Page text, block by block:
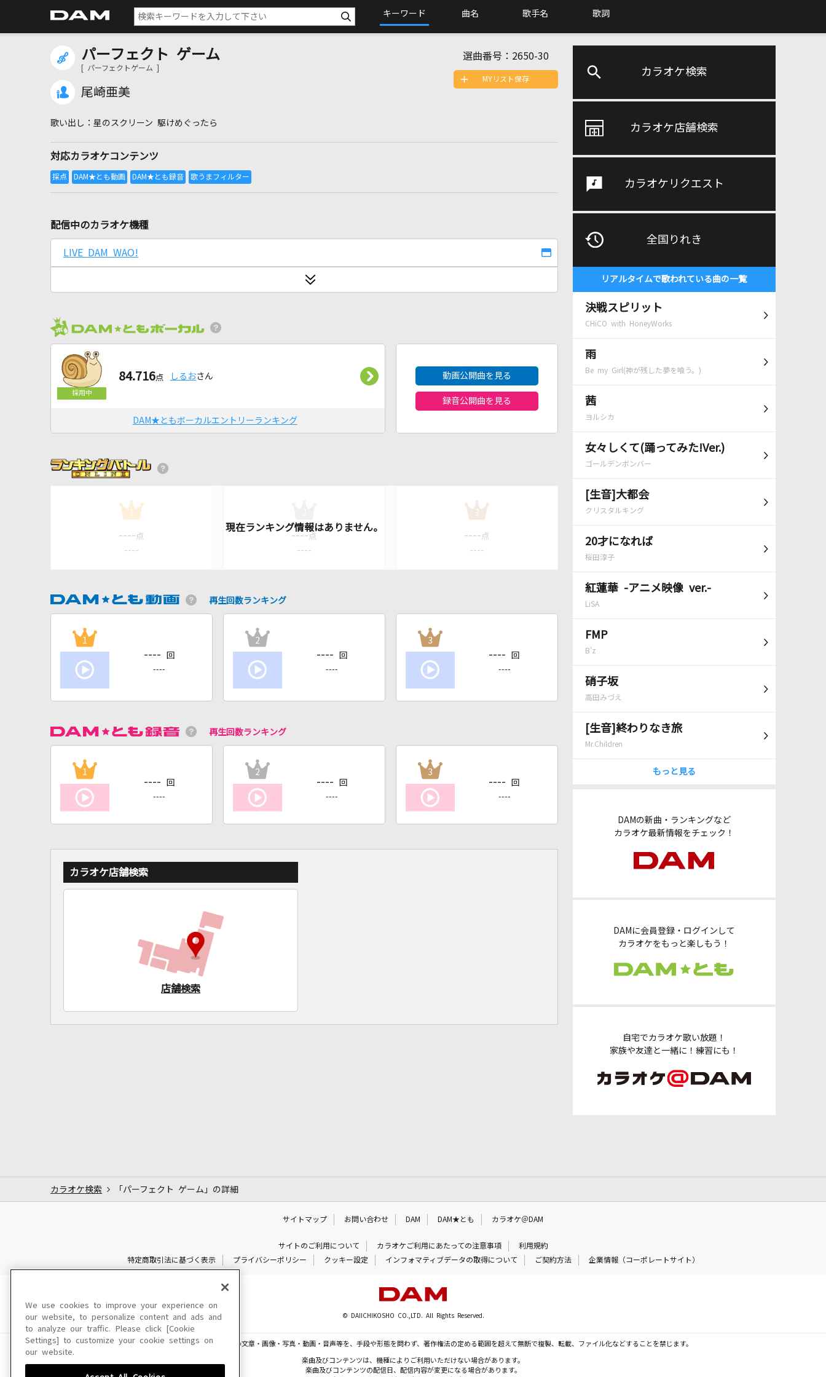
キーワード 曲名 歌手名 歌詞
カラオケ検索
カラオケ店舗検索
カラオケリクエスト
全国りれき
リアルタイムで歌われている曲の一覧
決戦スピリット
CHiCO with HoneyWorks
雨
Be my Girl(神が残した夢を喰う。)
茜
ヨルシカ
女々しくて(踊ってみた!Ver.)
ゴールデンボンバー
[生音]大都会
クリスタルキング
20才になれば
桜田淳子
紅蓮華 -アニメ映像 ver.-
LiSA
FMP
B'z
硝子坂
高田みづえ
[生音]終わりなき旅
Mr.Children
もっと見る
DAMの新曲・ランキングなど
カラオケ最新情報をチェック！
DAMに会員登録・ログインして
カラオケをもっと楽しもう！
自宅でカラオケ歌い放題！
家族や友達と一緒に！練習にも！
パーフェクト ゲーム
[ パーフェクトゲーム ]
尾崎亜美
選曲番号： 2650-30
星のスクリーン 駆けめぐったら
対応カラオケコンテンツ
MYリスト保存
配信中のカラオケ機種
LIVE DAM WAO!
84.716点 しるおさん
DAM★ともボーカルエントリーランキング
動画公開曲を見る
録音公開曲を見る
1
---- 点
----
---- 点
----
3
---- 点
----
再生回数ランキング
1
---- 回
----
2
---- 回
----
3
---- 回
----
再生回数ランキング
1
---- 回
----
2
---- 回
----
3
---- 回
----
カラオケ店舗検索
店舗検索
カラオケ検索 「パーフェクト ゲーム」の詳細
サイトマップ お問い合わせ DAM DAM★とも カラオケ＠DAM
サイトのご利用について カラオケご利用にあたっての注意事項
利用規約
特定商取引法に基づく表示
プライバシーポリシー クッキー設定 インフォマティブデータの取得について ご契約方法 企業情報（コーポレートサイト）
© DAIICHIKOSHO CO.,LTD. All Rights Reserved.
このサイトに掲載されている一切の文章・画像・写真・動画・音声等を、手段や形態を問わず、著作権法の定める範囲を超えて無断で複製、転載、ファイル化などすることを禁じます。
楽曲及びコンテンツは、機種によりご利用いただけない場合があります。
楽曲及びコンテンツの配信日、配信内容が変更になる場合があります。
We use cookies to improve your experience on
our website, to personalize content and ads and
to analyze our traffic. Please click [Cookie
Settings] to customize your cookie settings on
our website.